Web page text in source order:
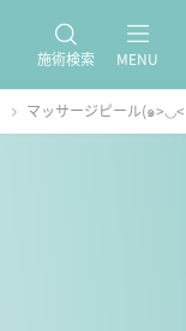
施術検索 MENU
マッサージピール(๑